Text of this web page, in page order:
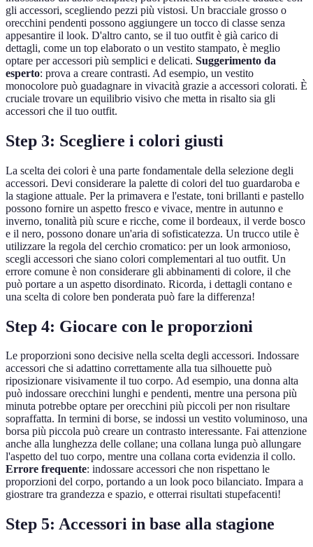
gli accessori, scegliendo pezzi più vistosi. Un bracciale grosso o
orecchini pendenti possono aggiungere un tocco di classe senza
appesantire il look. D'altro canto, se il tuo outfit è già carico di
dettagli, come un top elaborato o un vestito stampato, è meglio
optare per accessori più semplici e delicati. Suggerimento da
esperto: prova a creare contrasti. Ad esempio, un vestito
monocolore può guadagnare in vivacità grazie a accessori colorati. È
cruciale trovare un equilibrio visivo che metta in risalto sia gli
accessori che il tuo outfit.
Step 3: Scegliere i colori giusti
La scelta dei colori è una parte fondamentale della selezione degli
accessori. Devi considerare la palette di colori del tuo guardaroba e
la stagione attuale. Per la primavera e l'estate, toni brillanti e pastello
possono fornire un aspetto fresco e vivace, mentre in autunno e
inverno, tonalità più scure e ricche, come il bordeaux, il verde bosco
e il nero, possono donare un'aria di sofisticatezza. Un trucco utile è
utilizzare la regola del cerchio cromatico: per un look armonioso,
scegli accessori che siano colori complementari al tuo outfit. Un
errore comune è non considerare gli abbinamenti di colore, il che
può portare a un aspetto disordinato. Ricorda, i dettagli contano e
una scelta di colore ben ponderata può fare la differenza!
Step 4: Giocare con le proporzioni
Le proporzioni sono decisive nella scelta degli accessori. Indossare
accessori che si adattino correttamente alla tua silhouette può
riposizionare visivamente il tuo corpo. Ad esempio, una donna alta
può indossare orecchini lunghi e pendenti, mentre una persona più
minuta potrebbe optare per orecchini più piccoli per non risultare
sopraffatta. In termini di borse, se indossi un vestito voluminoso, una
borsa più piccola può creare un contrasto interessante. Fai attenzione
anche alla lunghezza delle collane; una collana lunga può allungare
l'aspetto del tuo corpo, mentre una collana corta evidenzia il collo.
Errore frequente: indossare accessori che non rispettano le
proporzioni del corpo, portando a un look poco bilanciato. Impara a
giostrare tra grandezza e spazio, e otterrai risultati stupefacenti!
Step 5: Accessori in base alla stagione